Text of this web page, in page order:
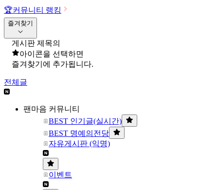
🏆커뮤니티 랭킹
즐겨찾기
게시판 제목의
아이콘을 선택하면
즐겨찾기에 추가됩니다.
전체글
팬마음 커뮤니티
BEST 인기글(실시간)
BEST 명예의전당
자유게시판 (익명)
이벤트